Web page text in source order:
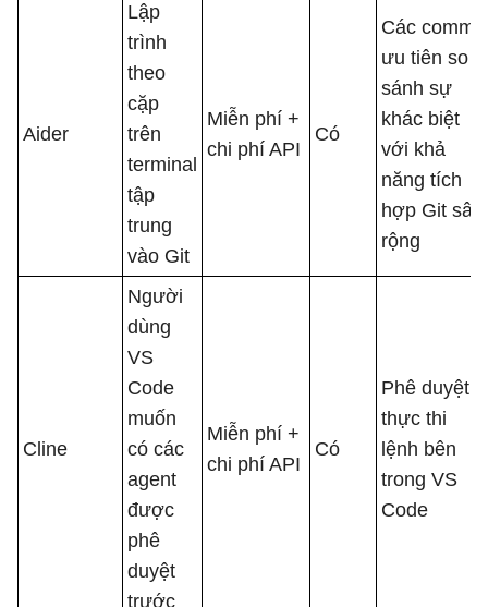
Aider
Lập
trình
theo
cặp
trên
terminal
tập
trung
vào Git
Miễn phí +
chi phí API
Có
Các commit
ưu tiên so
sánh sự
khác biệt
với khả
năng tích
hợp Git sâu
rộng
Cline
Người
dùng
VS
Code
muốn
có các
agent
được
phê
duyệt
trước
Miễn phí +
chi phí API
Có
Phê duyệt
thực thi
lệnh bên
trong VS
Code